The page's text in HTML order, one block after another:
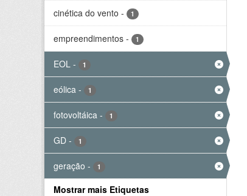
cinética do vento - 1
empreendimentos - 1
EOL - 1
eólica - 1
fotovoltáica - 1
GD - 1
geração - 1
Mostrar mais Etiquetas